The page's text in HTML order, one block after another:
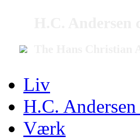
Liv
H.C.
Værk